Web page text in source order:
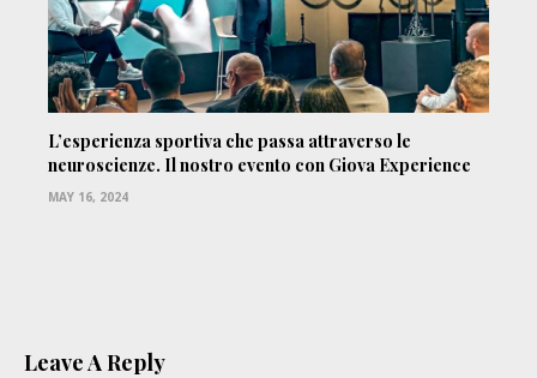
L’esperienza sportiva che passa attraverso le
neuroscienze. Il nostro evento con Giova Experience
MAY 16, 2024
Leave A Reply